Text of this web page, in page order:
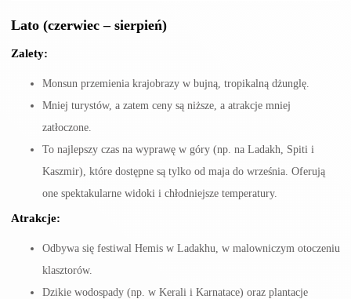
Lato (czerwiec – sierpień)
Zalety:
Monsun przemienia krajobrazy w bujną, tropikalną dżunglę.
Mniej turystów, a zatem ceny są niższe, a atrakcje mniej
zatłoczone.
To najlepszy czas na wyprawę w góry (np. na Ladakh, Spiti i
Kaszmir), które dostępne są tylko od maja do września. Oferują
one spektakularne widoki i chłodniejsze temperatury.
Atrakcje:
Odbywa się festiwal Hemis w Ladakhu, w malowniczym otoczeniu
klasztorów.
Dzikie wodospady (np. w Kerali i Karnatace) oraz plantacje